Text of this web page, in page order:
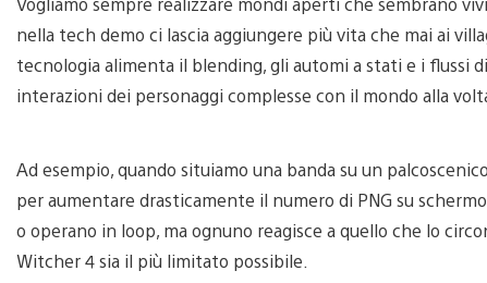
nella tech demo ci lascia aggiungere più vita che mai ai
tecnologia alimenta il blending, gli automi a stati e i flussi
interazioni dei personaggi complesse con il mondo alla
Ad esempio, quando situiamo una banda su un
per aumentare drasticamente il numero di PNG su
o operano in loop, ma ognuno reagisce a quello che lo
Witcher 4 sia il più limitato possibile.